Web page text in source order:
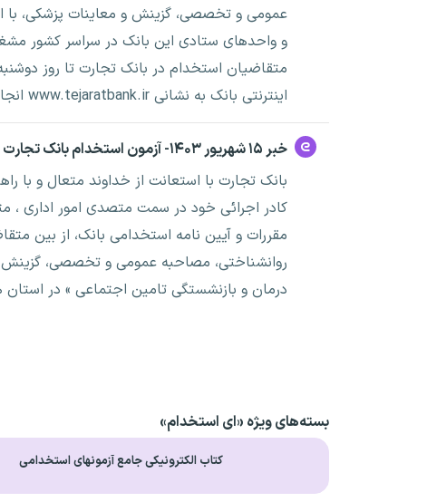
عمومی و تخصصی، گزینش و معاینات پزشکی، با
و واحدهای ستادی این بانک در سراسر کشور
اینترنتی بانک به نشانی www.tejaratbank.ir انجام دهند.
خبر ۱۵ شهریور ۱۴۰۳- آزمون استخدام بانک تجارت سال ۱۴۰۳
بانک تجارت با استعانت از خداوند متعال و با
کادر اجرائی خود در سمت متصدی امور اداری ،
مقررات و آیین نامه استخدامی بانک، از بین
روانشناختی، مصاحبه عمومی و تخصصی، گزینش و
درمان و بازنشستگی تامین اجتماعی » در
بسته‌های ویژه «ای استخدام»
کتاب الکترونیکی جامع آزمونهای استخدامی